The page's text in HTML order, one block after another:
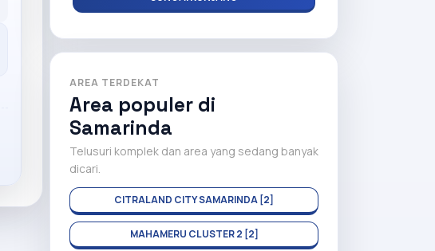
AREA TERDEKAT
Area populer di
Samarinda
Telusuri komplek dan area yang sedang banyak
dicari.
CITRALAND CITY SAMARINDA [2]
MAHAMERU CLUSTER 2 [2]